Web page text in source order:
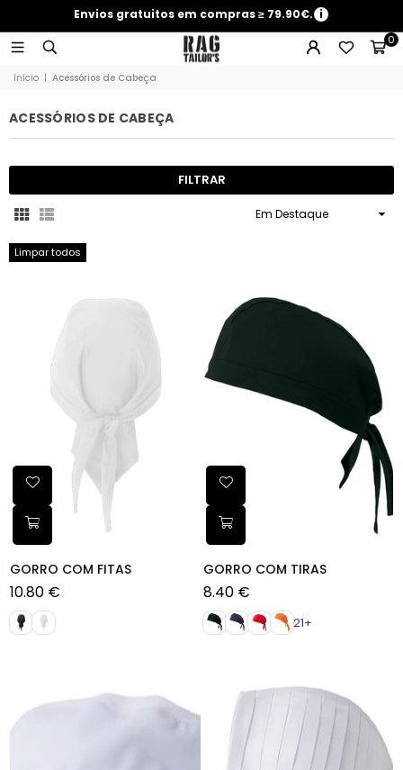
Envios gratuitos em compras ≥ 79.90€. i
0
Início | Acessórios de Cabeça
ACESSÓRIOS DE CABEÇA
FILTRAR
Ordenar
Limpar todos
GORRO COM FITAS
Preço
normal
10.80 €
GORRO COM TIRAS
Preço
normal
8.40 €
21+